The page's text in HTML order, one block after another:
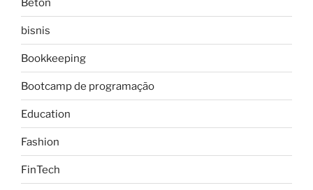
Beton
bisnis
Bookkeeping
Bootcamp de programação
Education
Fashion
FinTech